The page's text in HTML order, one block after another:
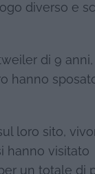
diverso e
di 9
hanno
loro sito,
hanno visitato
un totale di